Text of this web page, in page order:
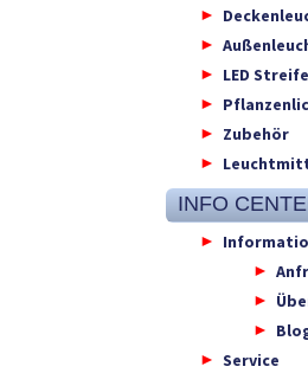
LED
Zubehör
INFO
Service